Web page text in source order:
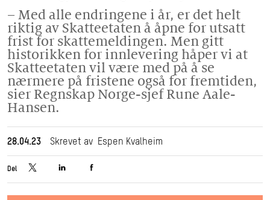
– Med alle endringene i år, er det helt
riktig av Skatteetaten å åpne for utsatt
frist for skattemeldingen. Men gitt
historikken for innlevering håper vi at
Skatteetaten vil være med på å se
nærmere på fristene også for fremtiden,
sier Regnskap Norge-sjef Rune Aale-
Hansen.
28.04.23 Skrevet av Espen Kvalheim
Del